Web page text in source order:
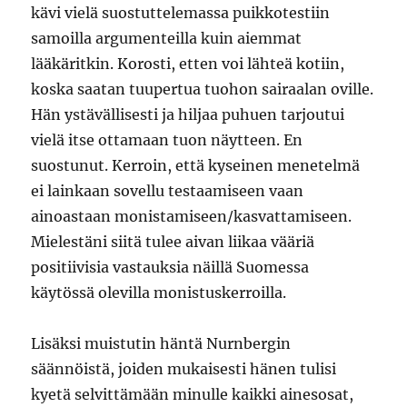
kävi vielä suostuttelemassa puikkotestiin
samoilla argumenteilla kuin aiemmat
lääkäritkin. Korosti, etten voi lähteä kotiin,
koska saatan tuupertua tuohon sairaalan oville.
Hän ystävällisesti ja hiljaa puhuen tarjoutui
vielä itse ottamaan tuon näytteen. En
suostunut. Kerroin, että kyseinen menetelmä
ei lainkaan sovellu testaamiseen vaan
ainoastaan monistamiseen/kasvattamiseen.
Mielestäni siitä tulee aivan liikaa vääriä
positiivisia vastauksia näillä Suomessa
käytössä olevilla monistuskerroilla.
Lisäksi muistutin häntä Nurnbergin
säännöistä, joiden mukaisesti hänen tulisi
kyetä selvittämään minulle kaikki ainesosat,